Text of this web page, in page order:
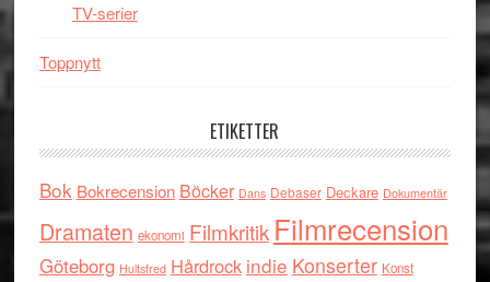
TV-serier
Toppnytt
ETIKETTER
Bok Bokrecension Böcker Dans Debaser Deckare Dokumentär
Dramaten ekonomi Filmkritik Filmrecension
Göteborg Hultsfred Hårdrock indie Konserter Konst